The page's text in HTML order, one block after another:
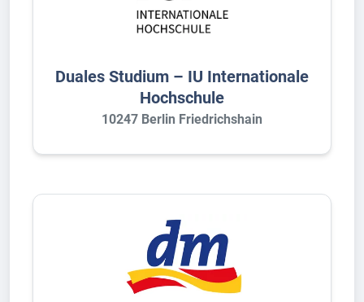
Duales Studium – IU Internationale
Hochschule
10247 Berlin Friedrichshain